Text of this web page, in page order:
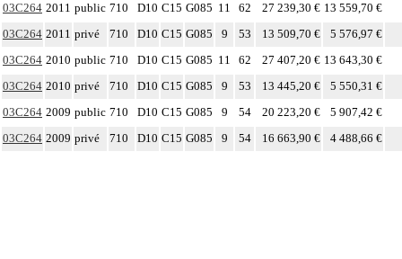
03C264 2011 public 710 D10 C15 G085 11 62 27 239,30 € 13 559,70 €
03C264 2011 privé 710 D10 C15 G085 9 53 13 509,70 €
5 576,97 €
03C264 2010 public 710 D10 C15 G085 11 62 27 407,20 € 13 643,30 €
03C264 2010 privé 710 D10 C15 G085 9 53 13 445,20 €
5 550,31 €
03C264 2009 public 710 D10 C15 G085 9 54 20 223,20 €
5 907,42 €
03C264 2009 privé 710 D10 C15 G085 9 54 16 663,90 € 4 488,66 €